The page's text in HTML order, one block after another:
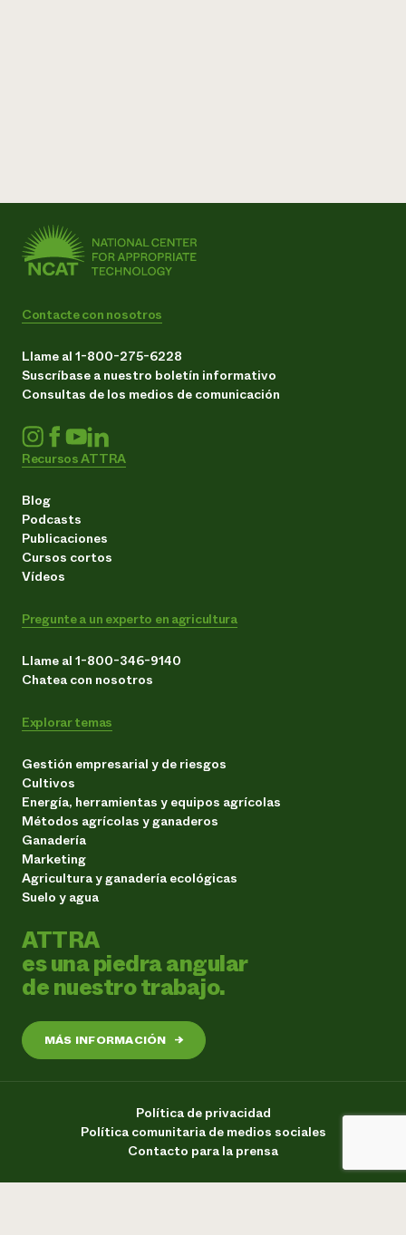
Contacte con nosotros
Llame al 1-800-275-6228
Suscríbase a nuestro boletín informativo
Consultas de los medios de comunicación
Recursos ATTRA
Blog
Podcasts
Publicaciones
Cursos cortos
Vídeos
Pregunte a un experto en agricultura
Llame al 1-800-346-9140
Chatea con nosotros
Explorar temas
Gestión empresarial y de riesgos
Cultivos
Energía, herramientas y equipos agrícolas
Métodos agrícolas y ganaderos
Ganadería
Marketing
Agricultura y ganadería ecológicas
Suelo y agua
ATTRA
es una piedra angular
de nuestro trabajo.
MÁS INFORMACIÓN →
Política de privacidad
Política comunitaria de medios sociales
Contacto para la prensa